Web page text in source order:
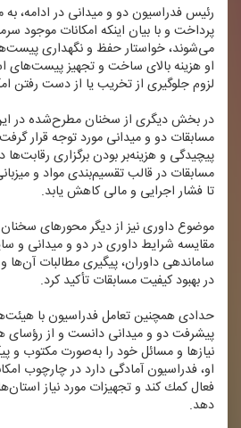
رئیس فدراسیون دو و میدانی در ادامه،
پرداخت و با بیان اینكه امكانات موجود
می‌شوند، خواستار حفظ و نگهداری
او هزینه بالای ساخت و تجهیز پیست‌های
لزوم جلوگیری از تخریب یا از دست رفتن
در بخش دیگری از سخنان مطرح‌شده در این
مسابقات دو و میدانی مورد توجه قرار
پیچیدگی و هزینه‌بر بودن برگزاری رقابت‌ها
مسابقات در قالب تقسیم‌بندی مواد و
تا فشار اجرایی و مالی كاهش یابد.
موضوع داوری نیز از دیگر محورهای
مقایسه شرایط داوری در دو و میدانی و
ساماندهی داوران، پیگیری مطالبات
در بهبود كیفیت مسابقات تأكید كرد.
حدادی همچنین تعامل فدراسیون با
پیشرفت دو و میدانی دانست و از رؤسای
نیازها و مسائل خود را به‌صورت مكتوب و
او، فدراسیون آمادگی دارد در چارچوب
فعال كمك كند و تجهیزات مورد نیاز
دهد.